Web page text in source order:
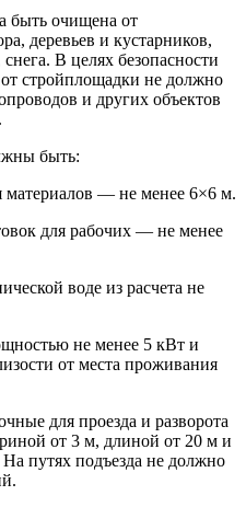
быть очищена от
деревьев и кустарников,
В целях безопасности
стройплощадки не должно
и других объектов
быть:
материалов — не менее 6×6 м.
для рабочих — не менее
воде из расчета не
не менее 5 кВт и
от места проживания
для проезда и разворота
от 3 м, длиной от 20 м и
путях подъезда не должно